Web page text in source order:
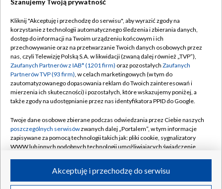
TVP
Abonament TVP
Emisja w TVP
Centrum informacji TVP
Naziemna Telewizja Cyfrowa
Rada Programowa
System NOS
Informacje o nadawcy
Program dla prasy
Regulamin TVP
Polityka prywatności
Moje zgody
Pomoc
Kontakt
Kanały
©2026 Telewizja Polska S.A. w likwidacji
Szanujemy Twoją prywatność
Kliknij "Akceptuję i przechodzę do serwisu", aby wyrazić zgody na
korzystanie z technologii automatycznego śledzenia i zbierania danych,
dostęp do informacji na Twoim urządzeniu końcowym i ich
przechowywanie oraz na przetwarzanie Twoich danych osobowych przez
nas, czyli Telewizję Polską S.A. w likwidacji (zwaną dalej również „TVP”),
Zaufanych Partnerów z IAB* (1201 firm) oraz pozostałych Zaufanych
Partnerów TVP (93 firm), w celach marketingowych (w tym do
zautomatyzowanego dopasowania reklam do Twoich zainteresowań i
mierzenia ich skuteczności) i pozostałych, które wskazujemy poniżej, a
także zgody na udostępnianie przez nas identyfikatora PPID do Google.
Twoje dane osobowe zbierane podczas odwiedzania przez Ciebie naszych
poszczególnych serwisówzwanych dalej „Portalem”, w tym informacje
zapisywane za pomocą technologii takich jak: pliki cookie, sygnalizatory
WWW lub innych podobnych technologii umożliwiających świadczenie
ruchu w Internecie.Akceptuję i przechodzę do serwisu